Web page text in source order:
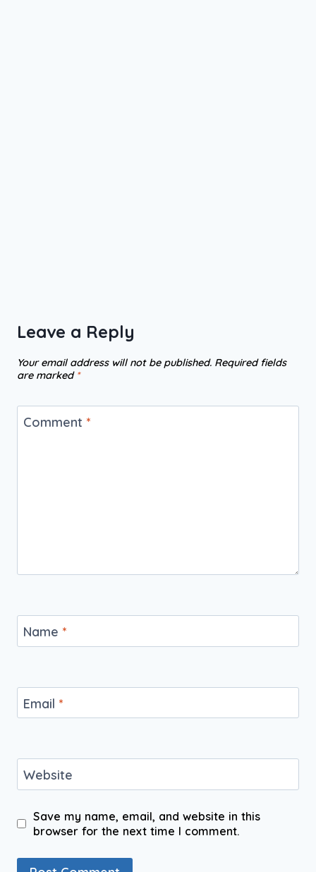
Leave a Reply
Your email address will not be published. Required fields
are marked *
Comment *
Name *
Email *
Website
Save my name, email, and website in this
browser for the next time I comment.